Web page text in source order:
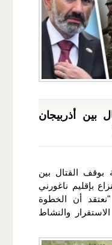
بين أذربيجان
بوقف القتال بين
بإقليم ناغورني
"نعتقد أن الخطوة
والنشاط